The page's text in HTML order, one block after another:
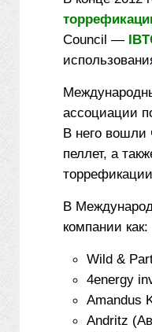
Council —
ассоциации
В него вошли
пеллет, а
В
компании как:
Wild &
4energy
Amandus
Andritz